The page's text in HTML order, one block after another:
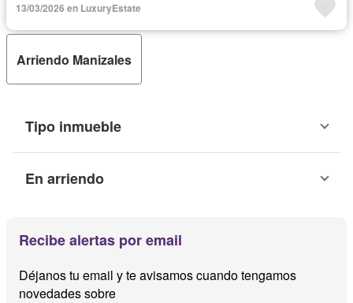
13/03/2026 en LuxuryEstate
Arriendo Manizales
Tipo inmueble
En arriendo
Recibe alertas por email
Déjanos tu email y te avisamos cuando tengamos
novedades sobre